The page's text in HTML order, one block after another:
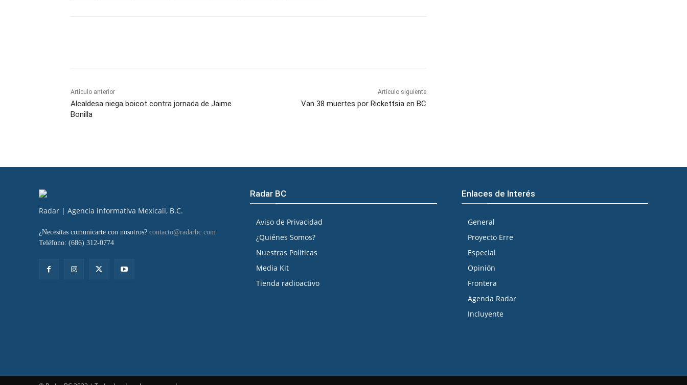
Artículo anterior
Alcaldesa niega boicot contra jornada de Jaime
Bonilla
Artículo siguiente
Van 38 muertes por Rickettsia en BC
Radar | Agencia informativa Mexicali, B.C.
¿Necesitas comunicarte con nosotros? contacto@radarbc.com
Teléfono: (686) 312-0774
Radar BC
Aviso de Privacidad
¿Quiénes Somos?
Nuestras Políticas
Media Kit
Tienda radioactivo
Enlaces de Interés
General
Proyecto Erre
Especial
Opinión
Frontera
Agenda Radar
Incluyente